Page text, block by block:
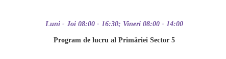
Luni - Joi 08:00 - 16:30; Vineri 08:00 - 14:00
Program de lucru al Primăriei Sector 5